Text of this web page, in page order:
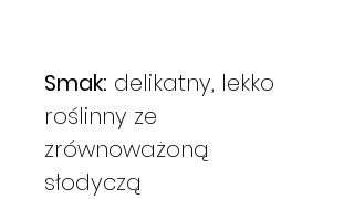
Smak: delikatny, lekko
roślinny ze
zrównoważoną
słodyczą